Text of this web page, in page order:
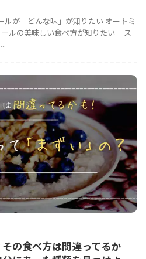
ルが「どんな味」が知りたい オートミ
ールの美味しい食べ方が知りたい ス
の食べ方は間違ってるか